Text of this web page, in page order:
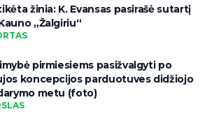
žinia: K. Evansas pasirašė sutartį
„Žalgiriu“
pirmiesiems pasižvalgyti po
koncepcijos parduotuves didžiojo
metu (foto)